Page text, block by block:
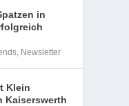
in
, Newsletter
Klein
Kaiserswerth